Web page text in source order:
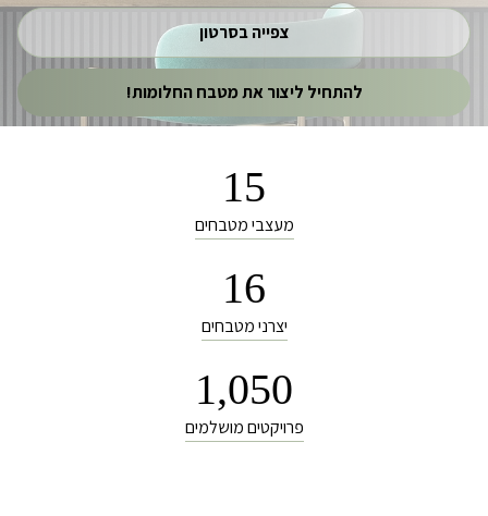
צפייה בסרטון
להתחיל ליצור את מטבח החלומות!
15
מעצבי מטבחים
16
יצרני מטבחים
1,050
פרויקטים מושלמים